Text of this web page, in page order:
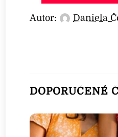
Autor: Daniela
DOPORUČENÉ